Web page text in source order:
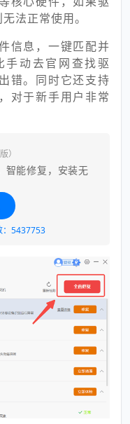
法正常使用。
信息，一键匹配并
手动去官网查找驱
错。同时它还支持
对于新手用户非常
）
智能修复，安装无
：5437753